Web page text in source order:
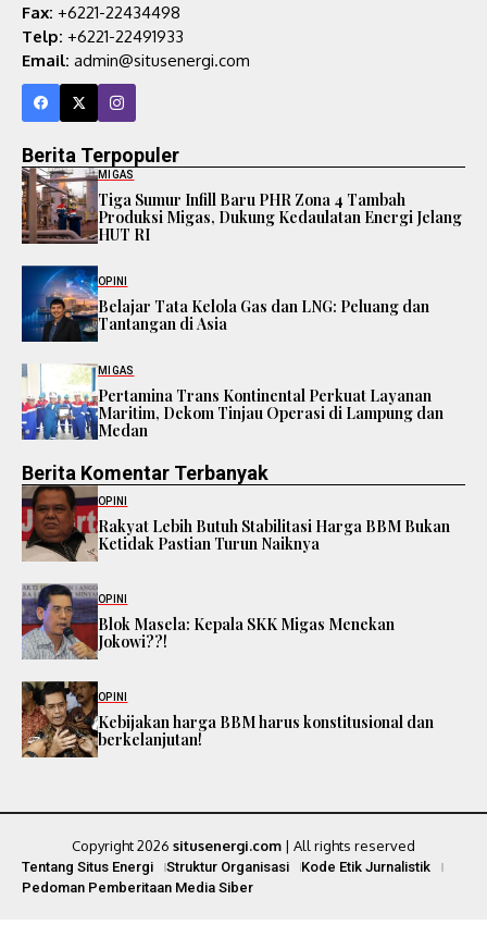
Fax: +6221-22434498
Telp: +6221-22491933
Email: admin@situsenergi.com
Berita Terpopuler
MIGAS
Tiga Sumur Infill Baru PHR Zona 4 Tambah
Produksi Migas, Dukung Kedaulatan Energi Jelang
HUT RI
OPINI
Belajar Tata Kelola Gas dan LNG: Peluang dan
Tantangan di Asia
MIGAS
Pertamina Trans Kontinental Perkuat Layanan
Maritim, Dekom Tinjau Operasi di Lampung dan
Medan
Berita Komentar Terbanyak
OPINI
Rakyat Lebih Butuh Stabilitasi Harga BBM Bukan
Ketidak Pastian Turun Naiknya
OPINI
Blok Masela: Kepala SKK Migas Menekan
Jokowi??!
OPINI
Kebijakan harga BBM harus konstitusional dan
berkelanjutan!
Copyright 2026 situsenergi.com | All rights reserved
Tentang Situs Energi Struktur Organisasi
Kode Etik Jurnalistik
Pedoman Pemberitaan Media Siber